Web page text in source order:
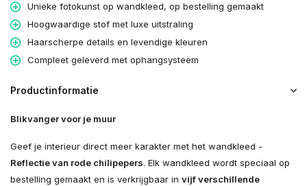
Unieke fotokunst op wandkleed, op bestelling gemaakt
Hoogwaardige stof met luxe uitstraling
Haarscherpe details en levendige kleuren
Compleet geleverd met ophangsysteem
Productinformatie
Blikvanger voor je muur
Geef je interieur direct meer karakter met het wandkleed -
Reflectie van rode chilipepers. Elk wandkleed wordt speciaal op
bestelling gemaakt en is verkrijgbaar in vijf verschillende